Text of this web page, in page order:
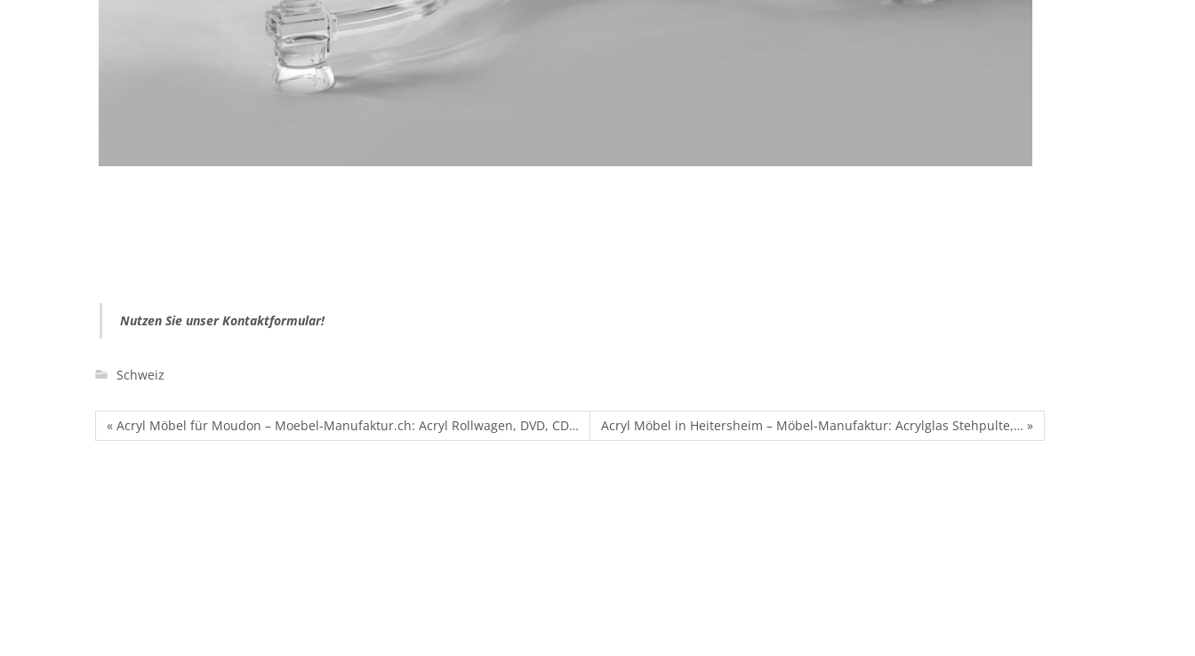
Nutzen Sie unser Kontaktformular!
Schweiz
« Acryl Möbel für Moudon – Moebel-Manufaktur.ch: Acryl Rollwagen, DVD, CD… Acryl Möbel in Heitersheim – Möbel-Manufaktur: Acrylglas Stehpulte,… »